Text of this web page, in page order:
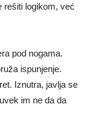
rešiti logikom, već
pod nogama.
ispunjenje.
Iznutra, javlja se
im ne da da